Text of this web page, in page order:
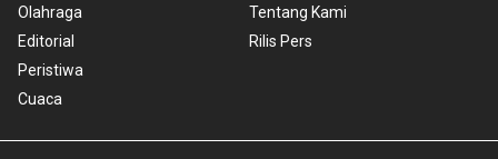
Olahraga
Editorial
Peristiwa
Cuaca
Tentang Kami
Rilis Pers